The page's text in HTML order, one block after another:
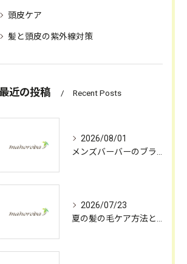
頭皮ケア
髪と頭皮の紫外線対策
近の投稿 Recent Posts
2026/08/01
2026/07/23